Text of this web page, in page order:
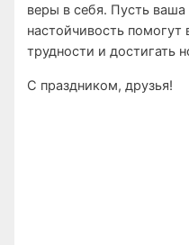
веры в себя. Пусть
настойчивость
трудности и достигать
С праздником, друзья!